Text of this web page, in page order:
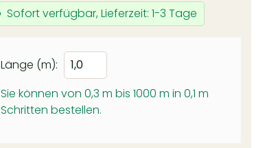
Sofort verfügbar, Lieferzeit: 1-3 Tage
Länge (m):
Sie können von 0,3 m bis 1000 m in 0,1 m
Schritten bestellen.